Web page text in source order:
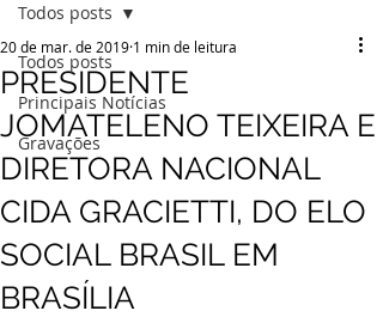
Todos posts
Principais Notícias
Gravações
Todos posts
PRESIDENTE
JOMATELENO TEIXEIRA E
DIRETORA NACIONAL
CIDA GRACIETTI, DO ELO
SOCIAL BRASIL EM
BRASÍLIA
20 de mar. de 2019 1 min de leitura